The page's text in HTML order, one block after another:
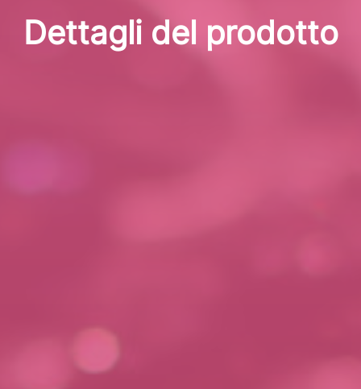
Dettagli del prodotto